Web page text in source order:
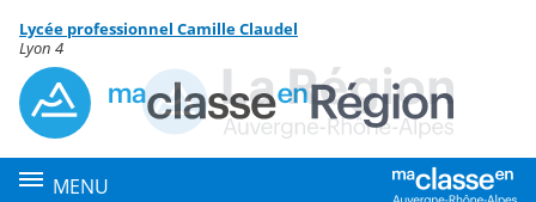
Menu de la rubrique
Contenu
Lycée professionnel Camille Claudel
Lyon 4
MENU